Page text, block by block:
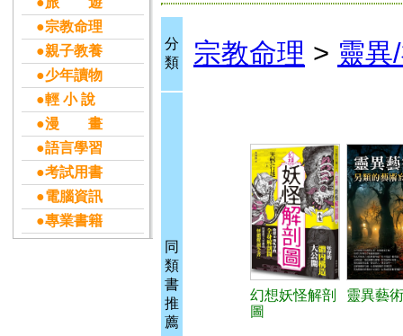
●宗教命理
●親子教養
●少年讀物
●輕 小 說
●漫 畫
●語言學習
●考試用書
●電腦資訊
●專業書籍
分
類
宗教命理 > 靈異
同
類
書
推
薦
幻想妖怪解剖
圖
靈異藝